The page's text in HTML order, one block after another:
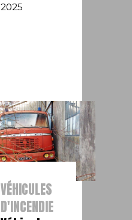
2025
VÉHICULES
D'INCENDIE